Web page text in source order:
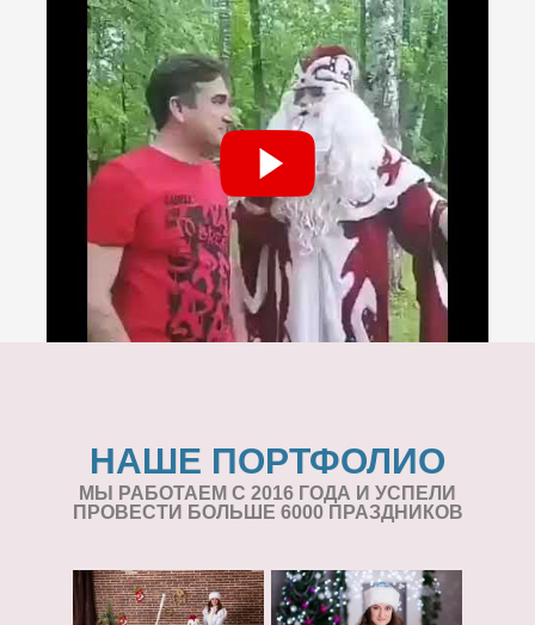
НАШЕ ПОРТФОЛИО
МЫ РАБОТАЕМ С 2016 ГОДА И УСПЕЛИ
ПРОВЕСТИ БОЛЬШЕ 6000 ПРАЗДНИКОВ